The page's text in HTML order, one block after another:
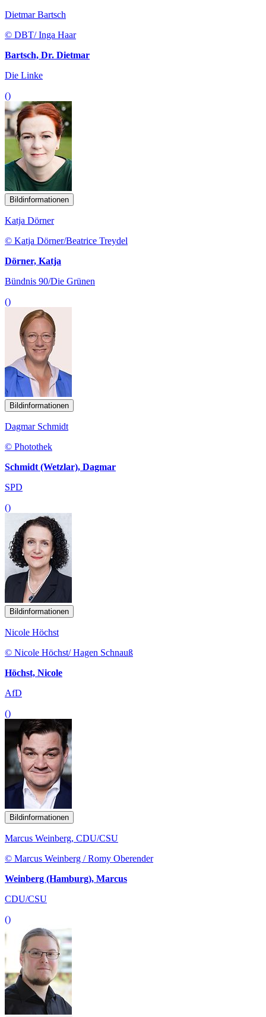
Dietmar Bartsch
© DBT/ Inga Haar
Bartsch, Dr. Dietmar
Die Linke
()
Bildinformationen
Katja Dörner
© Katja Dörner/Beatrice Treydel
Dörner, Katja
Bündnis 90/Die Grünen
()
Bildinformationen
Dagmar Schmidt
© Photothek
Schmidt (Wetzlar), Dagmar
SPD
()
Bildinformationen
Nicole Höchst
© Nicole Höchst/ Hagen Schnauß
Höchst, Nicole
AfD
()
Bildinformationen
Marcus Weinberg, CDU/CSU
© Marcus Weinberg / Romy Oberender
Weinberg (Hamburg), Marcus
CDU/CSU
()